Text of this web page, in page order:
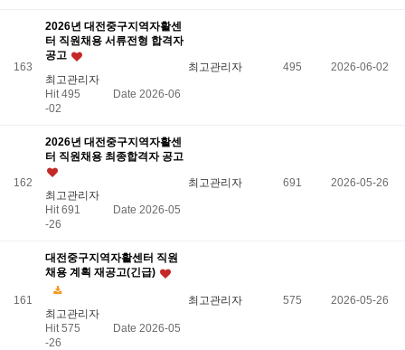
163
2026년 대전중구지역자활센
터 직원채용 서류전형 합격자
공고
최고관리자
Hit 495
Date 2026-06
-02
최고관리자 495 2026-06-02
162
2026년 대전중구지역자활센
터 직원채용 최종합격자 공고
최고관리자
Hit 691
Date 2026-05
-26
최고관리자 691 2026-05-26
161
대전중구지역자활센터 직원
채용 계획 재공고(긴급)
최고관리자
Hit 575
Date 2026-05
-26
최고관리자 575 2026-05-26